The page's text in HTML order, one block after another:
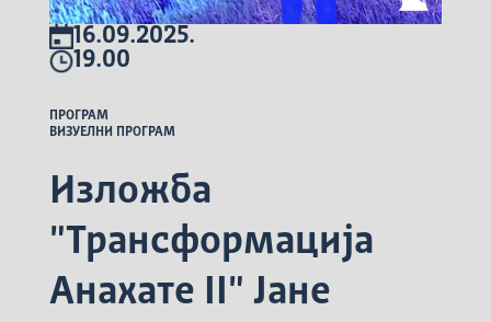
16.09.2025.
19.00
ПРОГРАМ
ВИЗУЕЛНИ ПРОГРАМ
Изложба
"Трансформација
Анахате II" Јане